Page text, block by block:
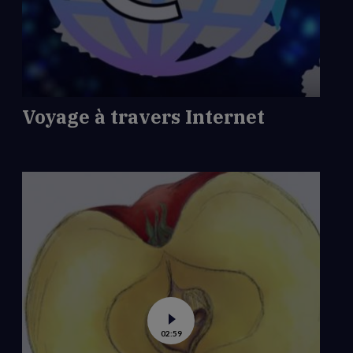
à
travers
Internet
Voyage à travers Internet
Voir
la
vidéo
02:59